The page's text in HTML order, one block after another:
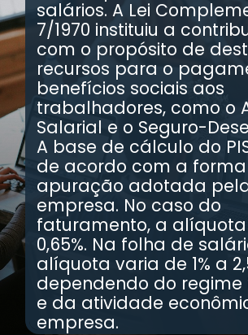
salários. A Lei
7/1970 instituiu a
com o propósito de
recursos para o
benefícios sociais aos
trabalhadores, como o
Salarial e o Seguro-
A base de cálculo do
de acordo com a
apuração adotada
empresa. No caso do
faturamento, a
0,65%. Na folha de
alíquota varia de 1% a
dependendo do regime
e da atividade
empresa.